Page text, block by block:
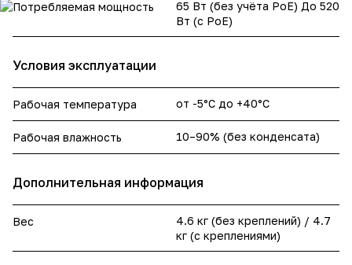
Потребляемая мощность
65 Вт (без учёта PoE) До 520
Вт (с PoE)
Условия эксплуатации
Рабочая температура от -5°C до +40°C
Рабочая влажность 10–90% (без конденсата)
Дополнительная информация
Вес
4.6 кг (без креплений) / 4.7
кг (с креплениями)